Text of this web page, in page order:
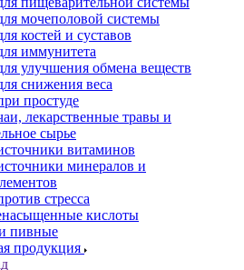
мочеполовой системы
костей и суставов
иммунитета
улучшения обмена веществ
снижения веса
простуде
лекарственные травы и
сырье
витаминов
минералов и
стресса
кислоты
пивные
продукция